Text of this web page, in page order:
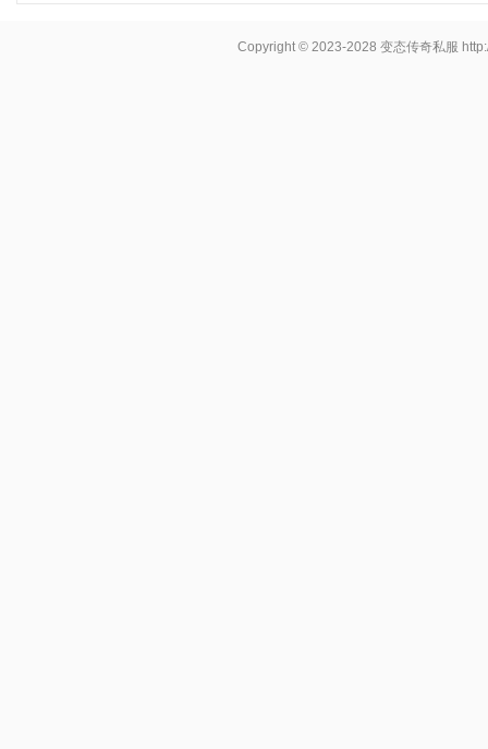
Copyright © 2023-2028变态传奇私服